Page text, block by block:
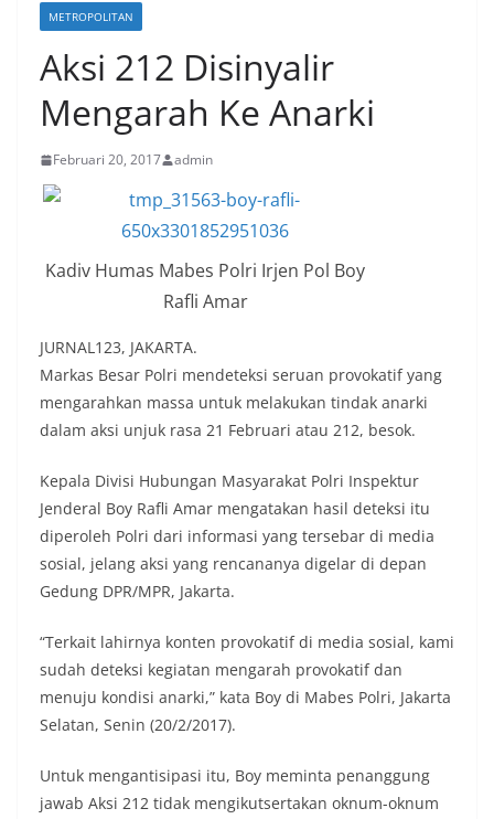
METROPOLITAN
Aksi 212 Disinyalir
Mengarah Ke Anarki
Februari 20, 2017 admin
Kadiv Humas Mabes Polri Irjen Pol Boy
Rafli Amar
JURNAL123, JAKARTA.
Markas Besar Polri mendeteksi seruan provokatif yang
mengarahkan massa untuk melakukan tindak anarki
dalam aksi unjuk rasa 21 Februari atau 212, besok.
Kepala Divisi Hubungan Masyarakat Polri Inspektur
Jenderal Boy Rafli Amar mengatakan hasil deteksi itu
diperoleh Polri dari informasi yang tersebar di media
sosial, jelang aksi yang rencananya digelar di depan
Gedung DPR/MPR, Jakarta.
“Terkait lahirnya konten provokatif di media sosial, kami
sudah deteksi kegiatan mengarah provokatif dan
menuju kondisi anarki,” kata Boy di Mabes Polri, Jakarta
Selatan, Senin (20/2/2017).
Untuk mengantisipasi itu, Boy meminta penanggung
jawab Aksi 212 tidak mengikutsertakan oknum-oknum